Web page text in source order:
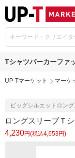
Tシャツパーカーファ
UP-Tマーケット マーケ
ビッグシルエットロン
ロングスリーブＴ
4,230円(税込4,653円)